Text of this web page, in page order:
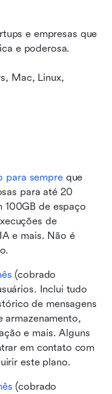
e empresas que
e poderosa.
Mac, Linux,
para sempre que
para até 20
100GB de espaço
de
e mais. Não é
(cobrado
Inclui tudo
de mensagens
armazenamento,
e mais. Alguns
em contato com
este plano.
(cobrado